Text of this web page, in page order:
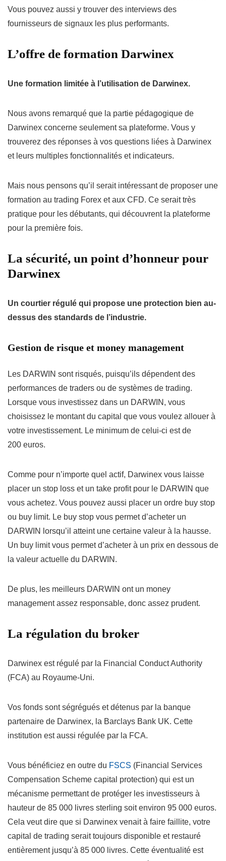
Vous pouvez aussi y trouver des interviews des
fournisseurs de signaux les plus performants.
L’offre de formation Darwinex
Une formation limitée à l’utilisation de Darwinex.
Nous avons remarqué que la partie pédagogique de
Darwinex concerne seulement sa plateforme. Vous y
trouverez des réponses à vos questions liées à Darwinex
et leurs multiples fonctionnalités et indicateurs.
Mais nous pensons qu’il serait intéressant de proposer une
formation au trading Forex et aux CFD. Ce serait très
pratique pour les débutants, qui découvrent la plateforme
pour la première fois.
La sécurité, un point d’honneur pour
Darwinex
Un courtier régulé qui propose une protection bien au-
dessus des standards de l’industrie.
Gestion de risque et money management
Les DARWIN sont risqués, puisqu’ils dépendent des
performances de traders ou de systèmes de trading.
Lorsque vous investissez dans un DARWIN, vous
choisissez le montant du capital que vous voulez allouer à
votre investissement. Le minimum de celui-ci est de
200 euros.
Comme pour n’importe quel actif, Darwinex vous laisse
placer un stop loss et un take profit pour le DARWIN que
vous achetez. Vous pouvez aussi placer un ordre buy stop
ou buy limit. Le buy stop vous permet d’acheter un
DARWIN lorsqu’il atteint une certaine valeur à la hausse.
Un buy limit vous permet d’acheter à un prix en dessous de
la valeur actuelle du DARWIN.
De plus, les meilleurs DARWIN ont un money
management assez responsable, donc assez prudent.
La régulation du broker
Darwinex est régulé par la Financial Conduct Authority
(FCA) au Royaume-Uni.
Vos fonds sont ségrégués et détenus par la banque
partenaire de Darwinex, la Barclays Bank UK. Cette
institution est aussi régulée par la FCA.
Vous bénéficiez en outre du FSCS (Financial Services
Compensation Scheme capital protection) qui est un
mécanisme permettant de protéger les investisseurs à
hauteur de 85 000 livres sterling soit environ 95 000 euros.
Cela veut dire que si Darwinex venait à faire faillite, votre
capital de trading serait toujours disponible et restauré
entièrement jusqu’à 85 000 livres. Cette éventualité est